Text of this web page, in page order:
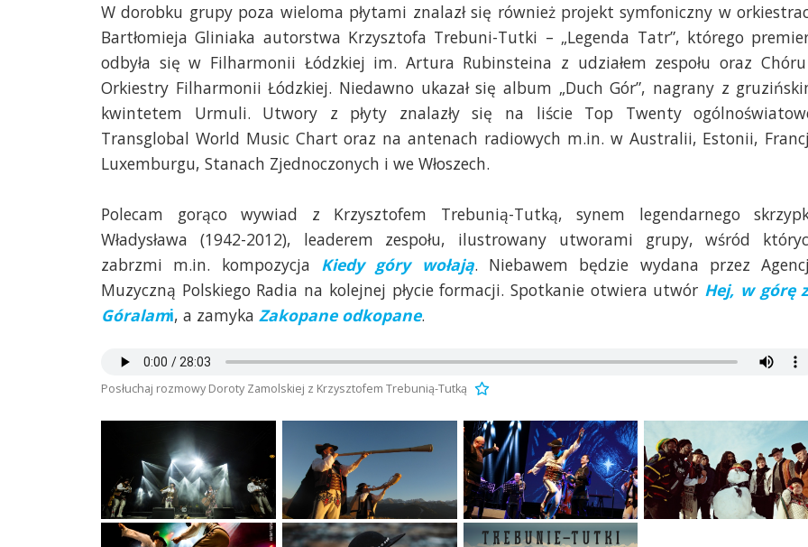
W dorobku grupy poza wieloma płytami znalazł się również projekt symfoniczny w
Bartłomieja Gliniaka autorstwa Krzysztofa Trebuni-Tutki – „Legenda Tatr”, którego
odbyła się w Filharmonii Łódzkiej im. Artura Rubinsteina z udziałem zespołu oraz
Orkiestry Filharmonii Łódzkiej. Niedawno ukazał się album „Duch Gór”, nagrany z
kwintetem Urmuli. Utwory z płyty znalazły się na liście Top Twenty
Transglobal World Music Chart oraz na antenach radiowych m.in. w Australii, Estonii,
Luxemburgu, Stanach Zjednoczonych i we Włoszech.
Polecam gorąco wywiad z Krzysztofem Trebunią-Tutką, synem legendarnego
Władysława (1942-2012), leaderem zespołu, ilustrowany utworami grupy, wśród
zabrzmi m.in. kompozycja Kiedy góry wołają. Niebawem będzie wydana przez
Muzyczną Polskiego Radia na kolejnej płycie formacji. Spotkanie otwiera utwór Hej, w górę
Góralami, a zamyka Zakopane odkopane.
Posłuchaj rozmowy Doroty Zamolskiej z Krzysztofem Trebunią-Tutką